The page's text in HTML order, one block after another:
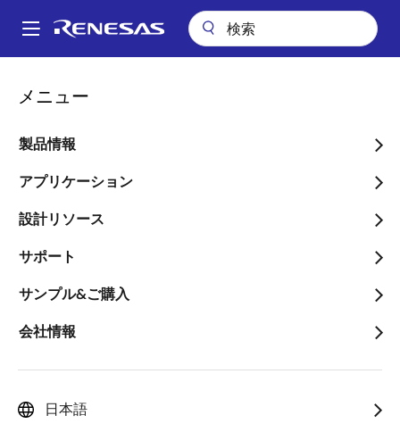
ン
Main
メニュー
製品情報
アプリケーション
設計リソース
サポート
サンプル&ご購入
会社情報
日本語
パ
ン
く
ず
高効率ZVS 140W USB Type Type-C電源
高効率ZVS 140W USB Type
Type-C電源
ページセクションへ移動：
概要